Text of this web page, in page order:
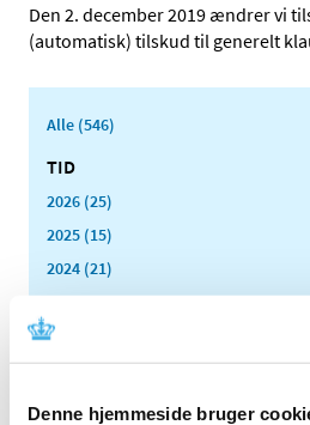
Denne hjemmeside bruger
Den 2. december 2019 ændrer vi
(automatisk) tilskud til generelt
Alle (546)
TID
2026 (25)
2025 (15)
2024 (21)
2023 (21)
2022 (11)
2021 (38)
2020 (19)